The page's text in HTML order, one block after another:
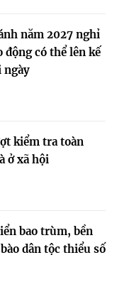
năm 2027 nghỉ
động có thể lên kế
ngày
kiểm tra toàn
ở xã hội
bao trùm, bền
dân tộc thiểu số